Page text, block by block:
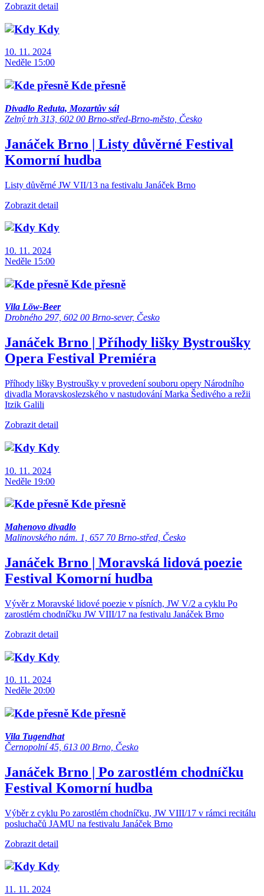
Zobrazit detail
Kdy
10. 11. 2024
Neděle 15:00
Kde přesně
Divadlo Reduta, Mozartův sál
Zelný trh 313, 602 00 Brno-střed-Brno-město, Česko
Janáček Brno | Listy důvěrné Festival
Komorní hudba
Listy důvěrné JW VII/13 na festivalu Janáček Brno
Zobrazit detail
Kdy
10. 11. 2024
Neděle 15:00
Kde přesně
Vila Löw-Beer
Drobného 297, 602 00 Brno-sever, Česko
Janáček Brno | Příhody lišky Bystroušky
Opera Festival Premiéra
Příhody lišky Bystroušky v provedení souboru opery Národního
divadla Moravskoslezského v nastudování Marka Šedivého a režii
Itzik Galili
Zobrazit detail
Kdy
10. 11. 2024
Neděle 19:00
Kde přesně
Mahenovo divadlo
Malinovského nám. 1, 657 70 Brno-střed, Česko
Janáček Brno | Moravská lidová poezie
Festival Komorní hudba
Vývěr z Moravské lidové poezie v písních, JW V/2 a cyklu Po
zarostlém chodníčku JW VIII/17 na festivalu Janáček Brno
Zobrazit detail
Kdy
10. 11. 2024
Neděle 20:00
Kde přesně
Vila Tugendhat
Černopolní 45, 613 00 Brno, Česko
Janáček Brno | Po zarostlém chodníčku
Festival Komorní hudba
Výběr z cyklu Po zarostlém chodníčku, JW VIII/17 v rámci recitálu
posluchačů JAMU na festivalu Janáček Brno
Zobrazit detail
Kdy
11. 11. 2024